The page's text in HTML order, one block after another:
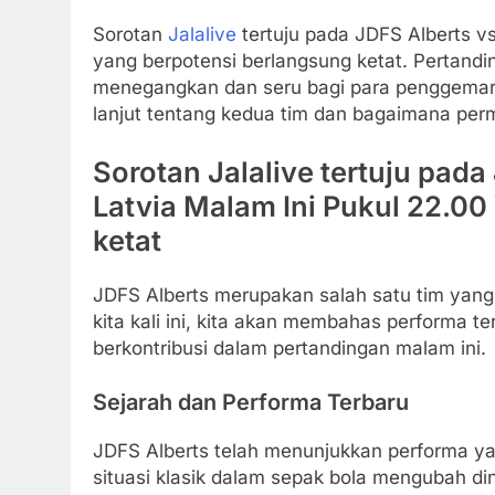
Sorotan Jalalive tertuju pada JDFS Alberts
yang berpotensi berlangsung ketat.
menegangkan dan seru bagi para
lanjut tentang kedua tim dan bagaimana
Sorotan Jalalive tertuju pada
Latvia Malam Ini Pukul
ketat
JDFS Alberts merupakan salah satu tim
kita kali ini, kita akan membahas performa
berkontribusi dalam pertandingan malam ini.
Sejarah dan Performa Terbaru
JDFS Alberts telah menunjukkan performa
situasi klasik dalam sepak bola mengubah